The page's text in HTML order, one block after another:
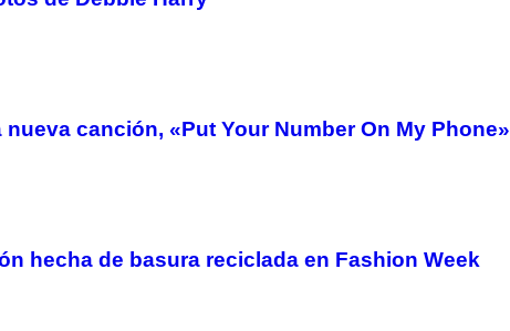
canción, «Put Your Number On My Phone»
hecha de basura reciclada en Fashion Week